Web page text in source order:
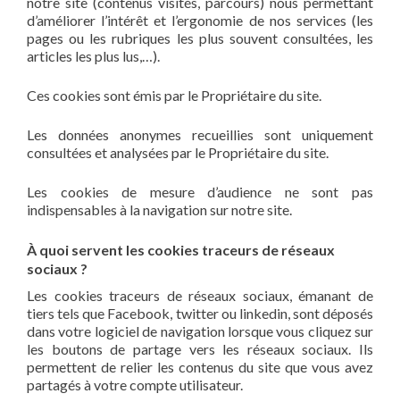
d’améliorer l’intérêt et l’ergonomie de nos services (les
pages ou les rubriques les plus souvent consultées, les
articles les plus lus,…).
Ces cookies sont émis par le Propriétaire du site.
Les données anonymes recueillies sont uniquement
consultées et analysées par le Propriétaire du site.
Les cookies de mesure d’audience ne sont pas
indispensables à la navigation sur notre site.
À quoi servent les cookies traceurs de réseaux
sociaux ?
Les cookies traceurs de réseaux sociaux, émanant de
tiers tels que Facebook, twitter ou linkedin, sont déposés
dans votre logiciel de navigation lorsque vous cliquez sur
les boutons de partage vers les réseaux sociaux. Ils
permettent de relier les contenus du site que vous avez
partagés à votre compte utilisateur.